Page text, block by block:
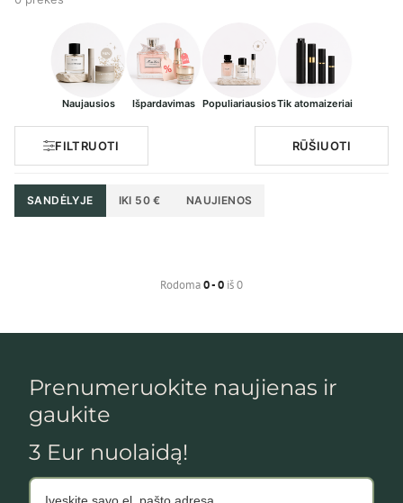
Naujausios Išpardavimas PopuliariausiosTik atomaizeriai
FILTRUOTI RŪŠIUOTI
SANDĖLYJE IKI 50 € NAUJIENOS
Rodoma0 - 0 iš 0
Prenumeruokite naujienas ir
gaukite
3 Eur nuolaidą!